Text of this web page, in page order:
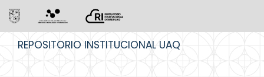
REPOSITORIO INSTITUCIONAL UAQ